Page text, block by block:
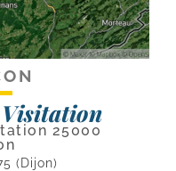
Visitation
25000
(Dijon)